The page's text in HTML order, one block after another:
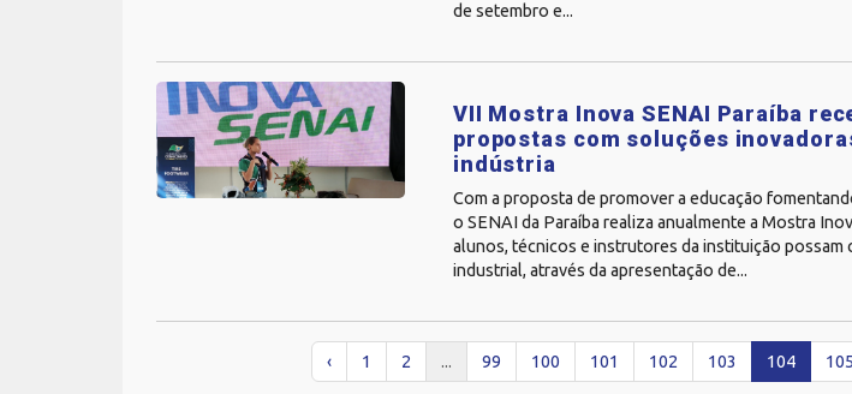
de setembro e...
VII Mostra Inova SENAI Paraíba
propostas com soluções
indústria
Com a proposta de promover a educação
o SENAI da Paraíba realiza anualmente a Mostra
alunos, técnicos e instrutores da instituição
industrial, através da apresentação de...
‹ 1 2 ... 99 100 101 102 103 104 105